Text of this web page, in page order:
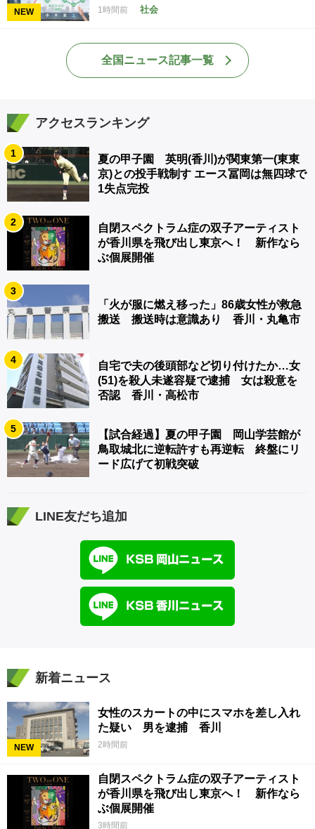
NEW 1時間前 社会
全国ニュース記事一覧
アクセスランキング
1
夏の甲子園 英明(香川)が関東第一(東東
京)との投手戦制す エース冨岡は無四球で
1失点完投
2
自閉スペクトラム症の双子アーティスト
が香川県を飛び出し東京へ！ 新作なら
ぶ個展開催
3
「火が服に燃え移った」86歳女性が救急
搬送 搬送時は意識あり 香川・丸亀市
4
自宅で夫の後頭部など切り付けたか…女
(51)を殺人未遂容疑で逮捕 女は殺意を
否認 香川・高松市
5
【試合経過】夏の甲子園 岡山学芸館が
鳥取城北に逆転許すも再逆転 終盤にリ
ード広げて初戦突破
LINE友だち追加
新着ニュース
NEW
女性のスカートの中にスマホを差し入れ
た疑い 男を逮捕 香川
2時間前
自閉スペクトラム症の双子アーティスト
が香川県を飛び出し東京へ！ 新作なら
ぶ個展開催
3時間前